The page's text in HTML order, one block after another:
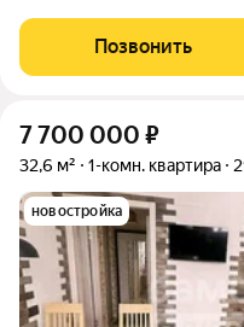
этаже, в жилом комплексе
комплекса на выбор:
Позвонить
7 700 000 ₽
32,6 м² 1-комн. квартира
новостройка